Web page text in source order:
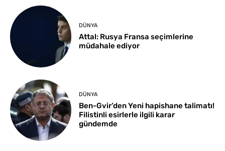
DÜNYA
Attal: Rusya Fransa seçimlerine
müdahale ediyor
DÜNYA
Ben-Gvir’den Yeni hapishane talimatı!
Filistinli esirlerle ilgili karar
gündemde